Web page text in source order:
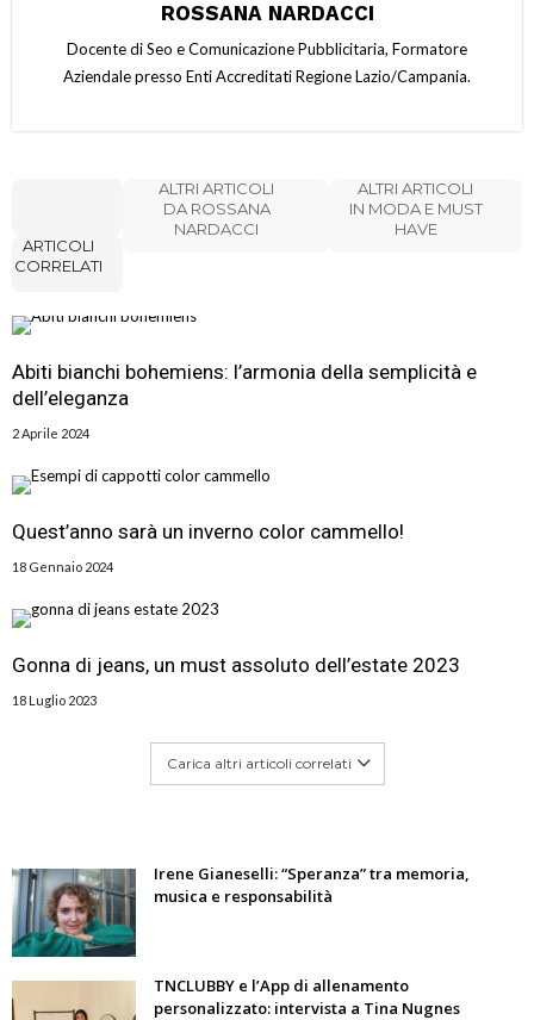
ROSSANA NARDACCI
Docente di Seo e Comunicazione Pubblicitaria, Formatore
Aziendale presso Enti Accreditati Regione Lazio/Campania.
ARTICOLI
CORRELATI
ALTRI ARTICOLI
DA ROSSANA
NARDACCI
ALTRI ARTICOLI
IN MODA E MUST
HAVE
Abiti bianchi bohemiens: l’armonia della semplicità e
dell’eleganza
2 Aprile 2024
Quest’anno sarà un inverno color cammello!
18 Gennaio 2024
Gonna di jeans, un must assoluto dell’estate 2023
18 Luglio 2023
Carica altri articoli correlati
Irene Gianeselli: “Speranza” tra memoria,
musica e responsabilità
TNCLUBBY e l’App di allenamento
personalizzato: intervista a Tina Nugnes